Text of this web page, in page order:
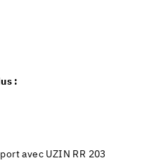
:
avec UZIN RR 203